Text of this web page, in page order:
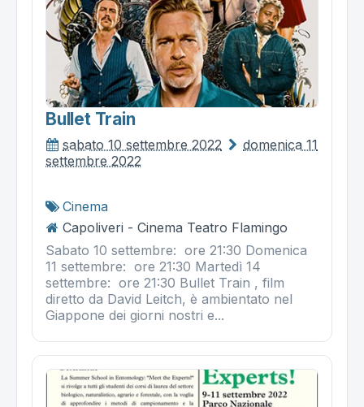
Bullet Train
sabato 10 settembre 2022
domenica 11
settembre 2022
Cinema
Capoliveri - Cinema Teatro Flamingo
Sabato 10 settembre: ore 21:30 Domenica
11 settembre: ore 21:30 Martedì 14
settembre: ore 21:30 Bullet Train , film
diretto da David Leitch, è ambientato nel
Giappone dei giorni nostri e...